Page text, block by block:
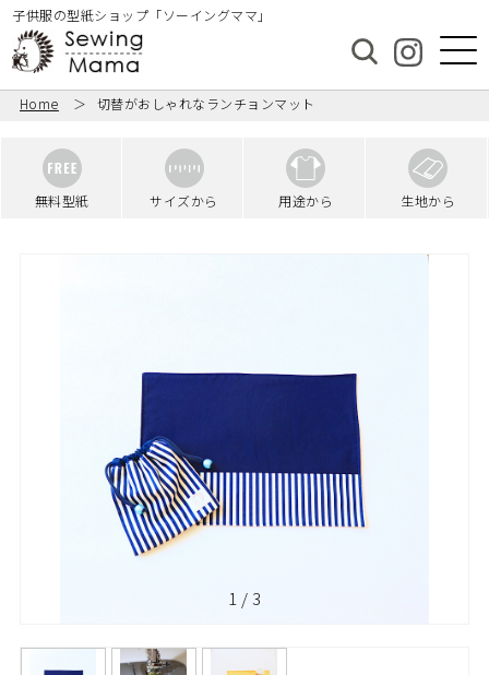
子供服の型紙ショップ「ソーイングママ」
Home 切替がおしゃれなランチョンマット
無料型紙 サイズから 用途から 生地から
1 /3